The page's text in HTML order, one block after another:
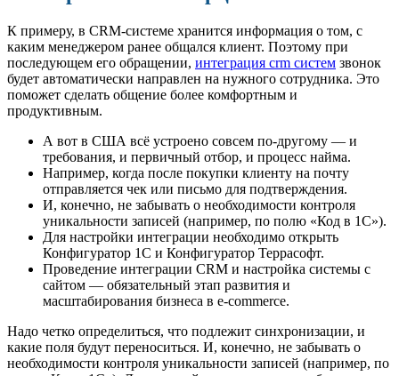
К примеру, в CRM-системе хранится информация о том, с
каким менеджером ранее общался клиент. Поэтому при
последующем его обращении, интеграция crm систем звонок
будет автоматически направлен на нужного сотрудника. Это
поможет сделать общение более комфортным и
продуктивным.
А вот в США всё устроено совсем по-другому — и
требования, и первичный отбор, и процесс найма.
Например, когда после покупки клиенту на почту
отправляется чек или письмо для подтверждения.
И, конечно, не забывать о необходимости контроля
уникальности записей (например, по полю «Код в 1С»).
Для настройки интеграции необходимо открыть
Конфигуратор 1С и Конфигуратор Террасофт.
Проведение интеграции CRM и настройка системы с
сайтом — обязательный этап развития и
масштабирования бизнеса в e-commerce.
Надо четко определиться, что подлежит синхронизации, и
какие поля будут переноситься. И, конечно, не забывать о
необходимости контроля уникальности записей (например, по